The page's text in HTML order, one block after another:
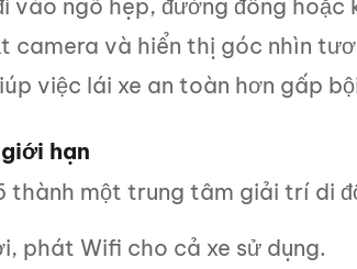
vào ngõ hẹp, đường đông hoặc
camera và hiển thị góc nhìn
việc lái xe an toàn hơn gấp
hạn
thành một trung tâm giải trí di
phát Wifi cho cả xe sử dụng.